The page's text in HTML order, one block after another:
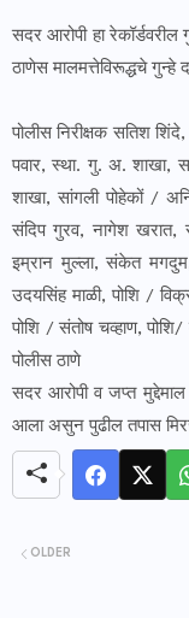
सदर आरोपी हा रेकॉर्डवरील
ठाणेस मालमत्तेविरूद्धचे
पोलीस निरीक्षक सतिश
पवार, स्था. गु. अ. शाखा,
शाखा, सांगली पोहेकों /
संदिप गुरव, नागेश खरात,
इम्रान मुल्ला, संकेत
उदयसिंह माळी, पोशि /
पोशि / संतोष चव्हाण,
पोलीस ठाणे
सदर आरोपी व जप्त
आला असुन पुढील तपास
OLDER